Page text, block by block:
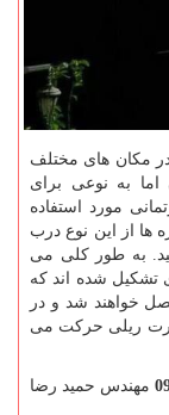
در مکان های مختلف
اما به نوعی برای
مورد استفاده
ها از این نوع درب
به طور کلی می
تشکیل شده اند که
خواهند شد و در
ریلی حرکت می
مهندس حمید رضا